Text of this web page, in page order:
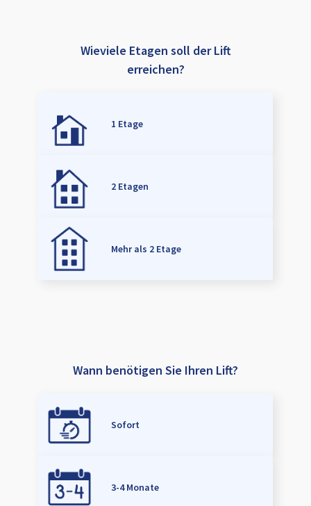
Wieviele Etagen soll der Lift
erreichen?
1 Etage
2 Etagen
Mehr als 2 Etage
Wann benötigen Sie Ihren Lift?
Sofort
3-4 Monate